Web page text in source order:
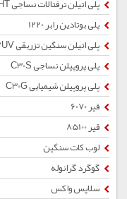
پلی اتیلن ترفتالات نساجی SUPER BRIGHT
پلی بوتادین رابر 1220
پلی اتیلن سنگین تزریقی 60507UV
پلی پروپیلن نساجی C30S
پلی پروپیلن شیمیایی C30G
قیر 6070
قیر 85100
لوب کات سنگین
گوگرد گرانوله
سلاپس واکس